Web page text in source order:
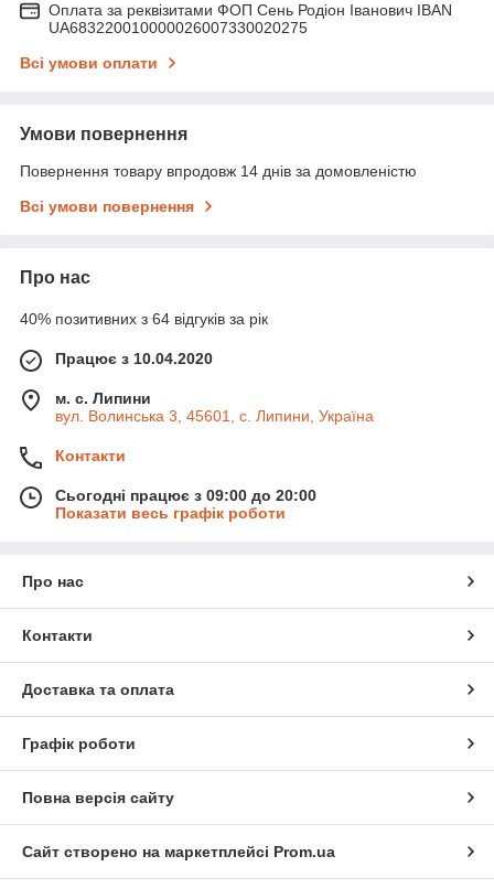
Оплата за реквізитами ФОП Сень Родіон Іванович IBAN
UA683220010000026007330020275
Всі умови оплати
Умови повернення
Повернення товару впродовж 14 днів за домовленістю
Всі умови повернення
Про нас
40% позитивних з 64 відгуків за рік
Працює з 10.04.2020
м. с. Липини
вул. Волинська 3, 45601, с. Липини, Україна
Контакти
Сьогодні працює з 09:00 до 20:00
Показати весь графік роботи
Про нас
Контакти
Доставка та оплата
Графік роботи
Повна версія сайту
Сайт створено на маркетплейсі Prom.ua